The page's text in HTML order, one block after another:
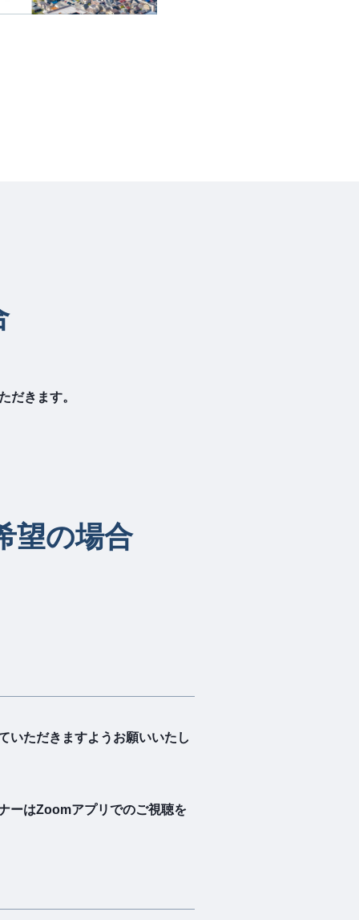
だきます。
望の場合
いただきますようお願いいたし
ーはZoomアプリでのご視聴を